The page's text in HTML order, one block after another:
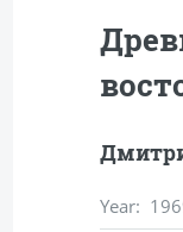
Year: